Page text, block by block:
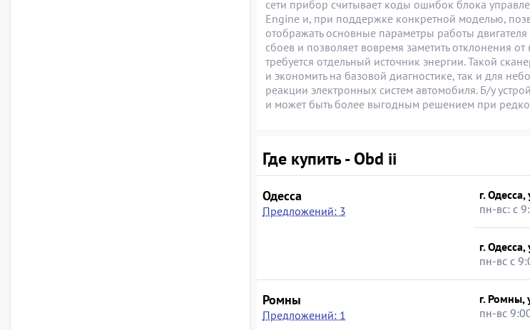
сети прибор считывает коды ошибок блока
Engine и, при поддержке конкретной моделью,
отображать основные параметры работы
сбоев и позволяет вовремя заметить отклонения
требуется отдельный источник энергии. Такой
и экономить на базовой диагностике, так и для
реакции электронных систем автомобиля. Б/у
и может быть более выгодным решением при
Где купить - Obd ii
Одесса
Предложений: 3
г.
пн-вс: с
г.
пн-вс с
Ромны
Предложений: 1
г. Ромны,
пн-вс